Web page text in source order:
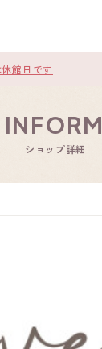
館日です
ショップ詳細